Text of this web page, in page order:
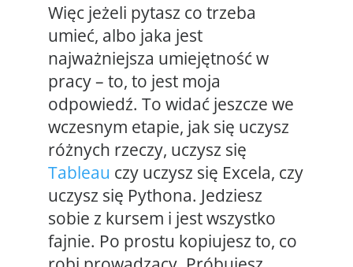
Więc jeżeli pytasz co trzeba
umieć, albo jaka jest
najważniejsza umiejętność w
pracy – to, to jest moja
odpowiedź. To widać jeszcze we
wczesnym etapie, jak się uczysz
różnych rzeczy, uczysz się
Tableau czy uczysz się Excela, czy
uczysz się Pythona. Jedziesz
sobie z kursem i jest wszystko
fajnie. Po prostu kopiujesz to, co